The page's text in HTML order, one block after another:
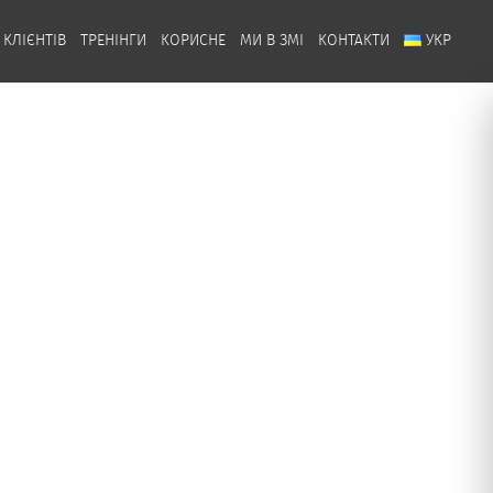
ТРЕНІНГИ КОРИСНЕ МИ В ЗМІ КОНТАКТИ УКР